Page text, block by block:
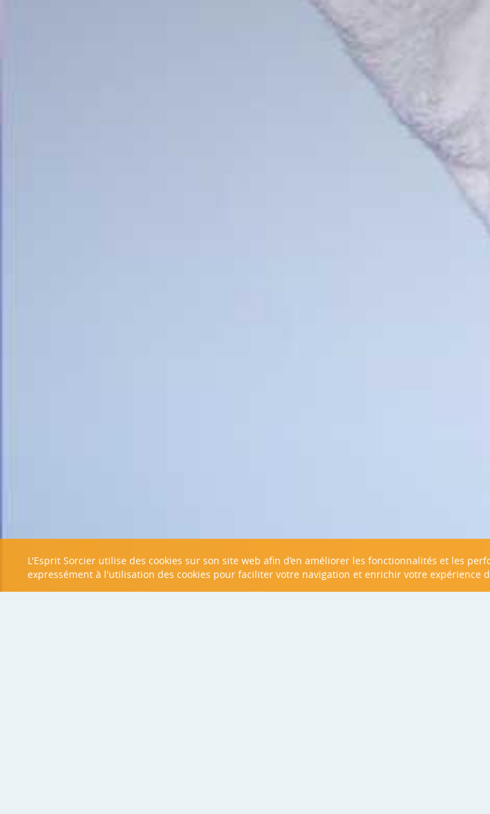
L'Esprit Sorcier utilise des cookies sur son site web afin d’en améliorer les fonctionnalités et les
expressément à l'utilisation des cookies pour faciliter votre navigation et enrichir votre expérience